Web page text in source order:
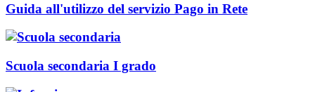
Guida all'utilizzo del servizio Pago in Rete
Scuola secondaria I grado